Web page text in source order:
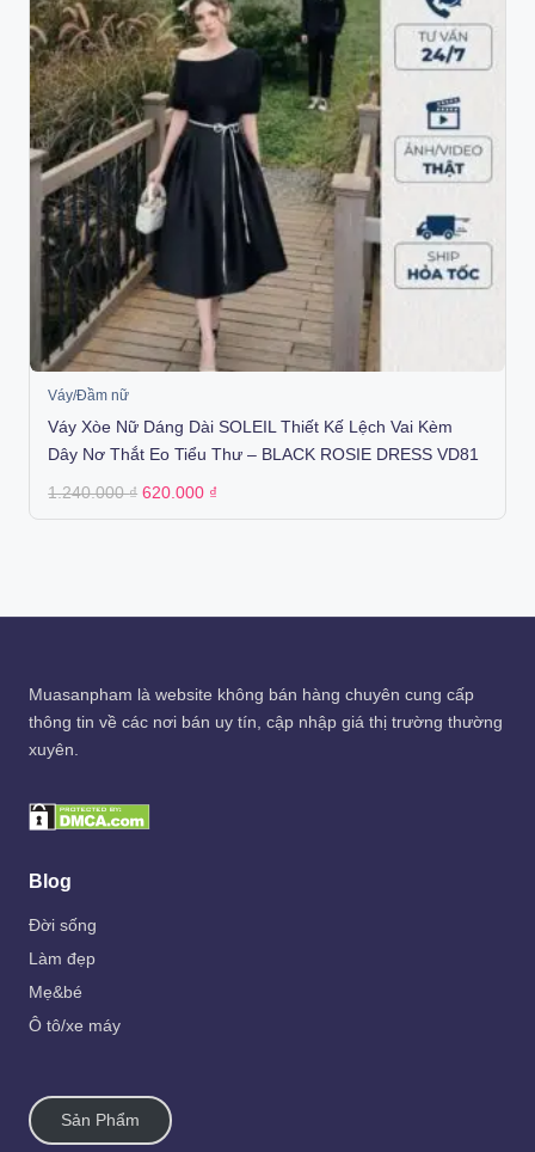
Váy/Đầm nữ
Váy Xòe Nữ Dáng Dài SOLEIL Thiết Kế Lệch Vai Kèm
Dây Nơ Thắt Eo Tiểu Thư – BLACK ROSIE DRESS VD81
1.240.000₫ Original
was:
620.000 ₫
is:
Muasanpham là website không bán hàng chuyên cung cấp
thông tin về các nơi bán uy tín, cập nhập giá thị trường thường
xuyên.
Blog
Đời sống
Làm đẹp
Mẹ&bé
Ô tô/xe máy
Sản Phẩm